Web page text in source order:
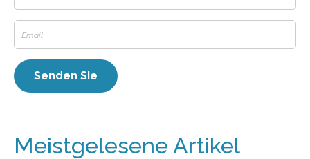
Meistgelesene Artikel